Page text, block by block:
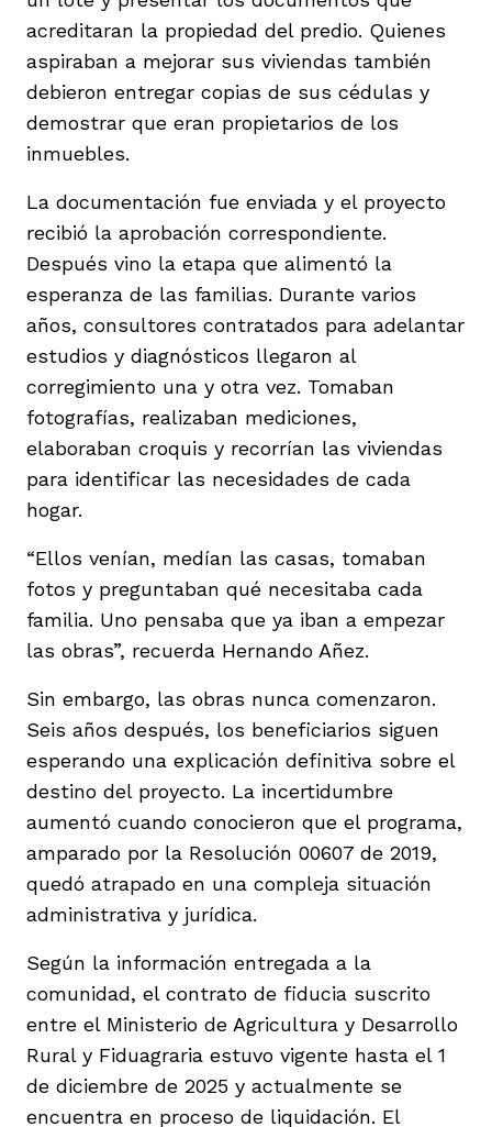
acreditaran la propiedad del predio. Quienes
aspiraban a mejorar sus viviendas también
debieron entregar copias de sus cédulas y
demostrar que eran propietarios de los
inmuebles.
La documentación fue enviada y el proyecto
recibió la aprobación correspondiente.
Después vino la etapa que alimentó la
esperanza de las familias. Durante varios
años, consultores contratados para adelantar
estudios y diagnósticos llegaron al
corregimiento una y otra vez. Tomaban
fotografías, realizaban mediciones,
elaboraban croquis y recorrían las viviendas
para identificar las necesidades de cada
hogar.
“Ellos venían, medían las casas, tomaban
fotos y preguntaban qué necesitaba cada
familia. Uno pensaba que ya iban a empezar
las obras”, recuerda Hernando Añez.
Sin embargo, las obras nunca comenzaron.
Seis años después, los beneficiarios siguen
esperando una explicación definitiva sobre el
destino del proyecto. La incertidumbre
aumentó cuando conocieron que el programa,
amparado por la Resolución 00607 de 2019,
quedó atrapado en una compleja situación
administrativa y jurídica.
Según la información entregada a la
comunidad, el contrato de fiducia suscrito
entre el Ministerio de Agricultura y Desarrollo
Rural y Fiduagraria estuvo vigente hasta el 1
de diciembre de 2025 y actualmente se
encuentra en proceso de liquidación. El